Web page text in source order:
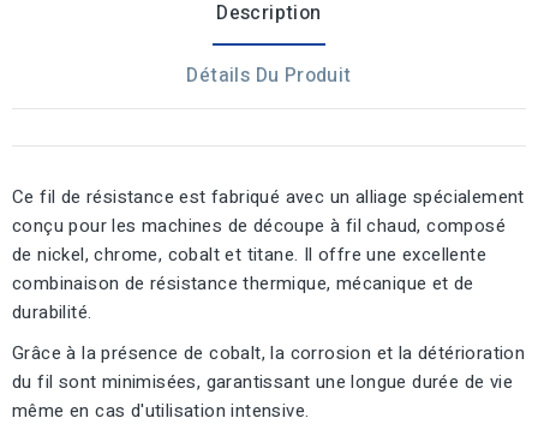
Description
Détails Du Produit
Ce fil de résistance est fabriqué avec un alliage spécialement
conçu pour les machines de découpe à fil chaud, composé
de nickel, chrome, cobalt et titane. Il offre une excellente
combinaison de résistance thermique, mécanique et de
durabilité.
Grâce à la présence de cobalt, la corrosion et la détérioration
du fil sont minimisées, garantissant une longue durée de vie
même en cas d'utilisation intensive.